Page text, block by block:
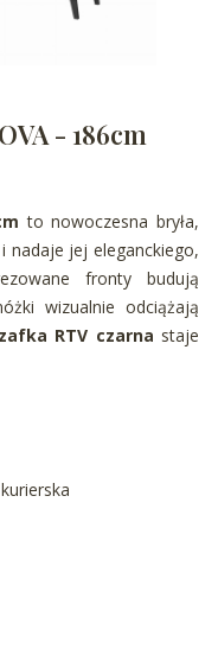
- 186cm
to nowoczesna bryła,
nadaje jej eleganckiego,
fronty budują
wizualnie odciążają
RTV czarna staje